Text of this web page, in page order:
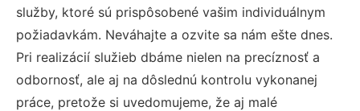
služby, ktoré sú prispôsobené vašim individuálnym
požiadavkám. Neváhajte a ozvite sa nám ešte dnes.
Pri realizácií služieb dbáme nielen na precíznosť a
odbornosť, ale aj na dôslednú kontrolu vykonanej
práce, pretože si uvedomujeme, že aj malé